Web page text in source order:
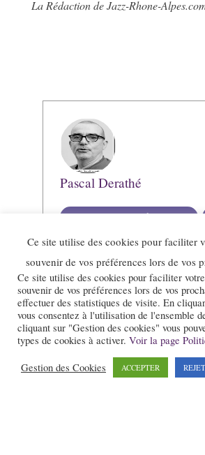
La Rédaction de Jazz-Rhone-
Pascal Derathé
Voir toutes les publications
Ce site utilise des cookies pour faciliter
souvenir de vos préférences lors de vos
Ce site utilise des cookies pour faciliter
souvenir de vos préférences lors de vos
effectuer des statistiques de visite. En
vous consentez à l'utilisation de l'ensemble
cliquant sur "Gestion des cookies" vous
types de cookies à activer. Voir la page
Gestion des Cookies ACCEPTER